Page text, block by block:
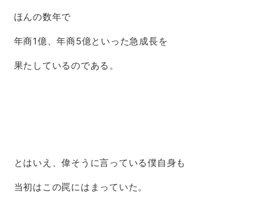
ほんの数年で
年商1億、年商5億といった急成長を
果たしているのである。
とはいえ、偉そうに言っている僕自身も
当初はこの罠にはまっていた。